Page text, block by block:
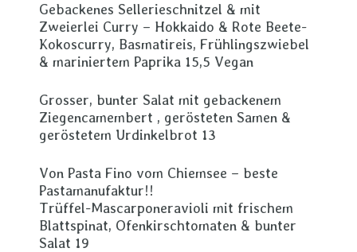
Gebackenes Sellerieschnitzel & mit
Zweierlei Curry – Hokkaido & Rote Beete-
Kokoscurry, Basmatireis, Frühlingszwiebel
& mariniertem Paprika 15,5 Vegan
Grosser, bunter Salat mit gebackenem
Ziegencamembert , gerösteten Samen &
geröstetem Urdinkelbrot 13
Von Pasta Fino vom Chiemsee – beste
Pastamanufaktur!!
Trüffel-Mascarponeravioli mit frischem
Blattspinat, Ofenkirschtomaten & bunter
Salat 19